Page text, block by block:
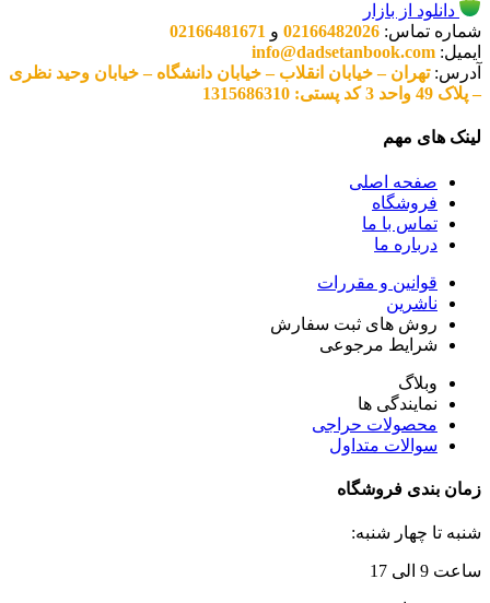
دانلود از بازار
شماره تماس: 02166482026 و 02166481671
ایمیل: info@dadsetanbook.com
آدرس:تهران – خیابان انقلاب – خیابان دانشگاه – خیابان وحید نظری
– پلاک 49 واحد 3 کد پستی: 1315686310
لینک های مهم
صفحه اصلی
فروشگاه
تماس با ما
درباره ما
قوانین و مقررات
ناشرین
روش های ثبت سفارش
شرایط مرجوعی
وبلاگ
نمایندگی ها
محصولات حراجی
سوالات متداول
زمان بندی فروشگاه
شنبه تا چهار شنبه:
ساعت 9 الی 17